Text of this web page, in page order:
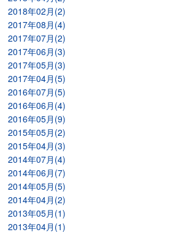
2018年02月(2)
2017年08月(4)
2017年07月(2)
2017年06月(3)
2017年05月(3)
2017年04月(5)
2016年07月(5)
2016年06月(4)
2016年05月(9)
2015年05月(2)
2015年04月(3)
2014年07月(4)
2014年06月(7)
2014年05月(5)
2014年04月(2)
2013年05月(1)
2013年04月(1)